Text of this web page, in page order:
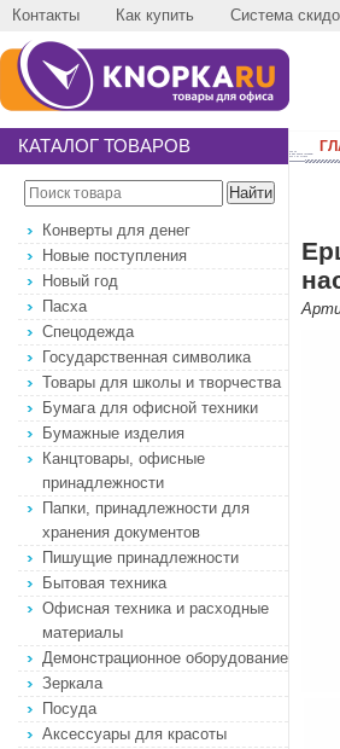
Контакты Как купить Система
КАТАЛОГ ТОВАРОВ
Конверты для денег
Новые поступления
Новый год
Пасха
Спецодежда
Государственная символика
Товары для школы и творчества
Бумага для офисной техники
Бумажные изделия
Канцтовары, офисные
принадлежности
Папки, принадлежности для
хранения документов
Пишущие принадлежности
Бытовая техника
Офисная техника и расходные
материалы
Демонстрационное оборудование
Зеркала
Посуда
Аксессуары для красоты